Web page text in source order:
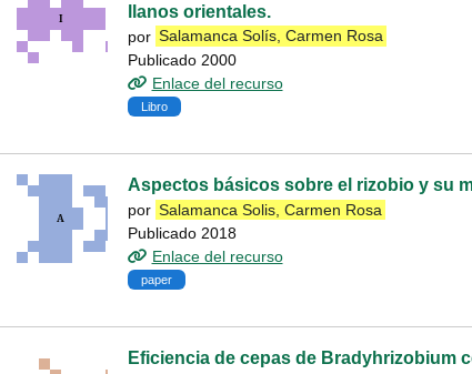
llanos orientales.
por Salamanca Solís, Carmen Rosa
Publicado 2000
Enlace del recurso
Libro
Aspectos básicos sobre el rizobio y su
por Salamanca Solis, Carmen Rosa
Publicado 2018
Enlace del recurso
paper
Eficiencia de cepas de Bradyhrizobium